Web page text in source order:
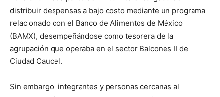
distribuir despensas a bajo costo mediante un programa
relacionado con el Banco de Alimentos de México
(BAMX), desempeñándose como tesorera de la
agrupación que operaba en el sector Balcones II de
Ciudad Caucel.
Sin embargo, integrantes y personas cercanas al